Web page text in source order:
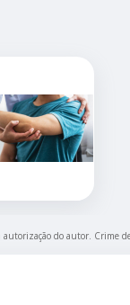
do autor. Crime